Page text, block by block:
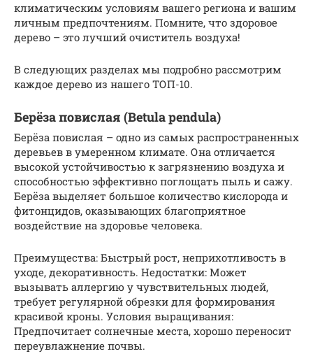
климатическим условиям вашего региона и вашим
личным предпочтениям. Помните, что здоровое
дерево – это лучший очиститель воздуха!
В следующих разделах мы подробно рассмотрим
каждое дерево из нашего ТОП-10.
Берёза повислая (Betula pendula)
Берёза повислая – одно из самых распространенных
деревьев в умеренном климате. Она отличается
высокой устойчивостью к загрязнению воздуха и
способностью эффективно поглощать пыль и сажу.
Берёза выделяет большое количество кислорода и
фитонцидов, оказывающих благоприятное
воздействие на здоровье человека.
Преимущества: Быстрый рост, неприхотливость в
уходе, декоративность. Недостатки: Может
вызывать аллергию у чувствительных людей,
требует регулярной обрезки для формирования
красивой кроны. Условия выращивания:
Предпочитает солнечные места, хорошо переносит
переувлажнение почвы.